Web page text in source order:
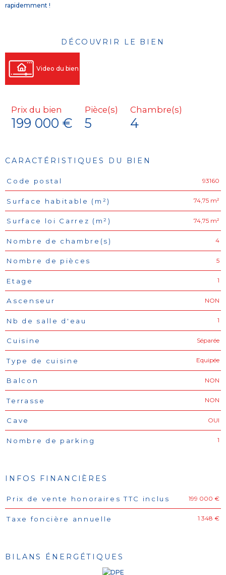
rapidemment !
DÉCOUVRIR LE BIEN
Video du bien
Prix du bien
199 000 €
Pièce(s)
5
Chambre(s)
4
CARACTÉRISTIQUES DU BIEN
Caractéristiques
Code postal 93160
Surface habitable (m²) 74,75 m²
Surface loi Carrez (m²) 74,75 m²
Nombre de chambre(s) 4
Nombre de pièces 5
Etage 1
Ascenseur NON
Nb de salle d'eau 1
Cuisine Séparée
Type de cuisine Equipée
Balcon NON
Terrasse NON
Cave OUI
Nombre de parking 1
INFOS FINANCIÈRES
Caractéristiques Valeurs
Prix de vente honoraires TTC inclus 199 000 €
Taxe foncière annuelle 1 348 €
BILANS ÉNERGÉTIQUES